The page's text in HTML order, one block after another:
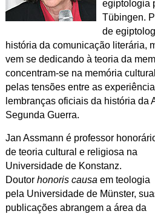
egiptologia
Tübingen.
de
história da comunicação literária,
vem se dedicando à teoria da
concentram-se na memória
pelas tensões entre as
lembranças oficiais da história da
Segunda Guerra.
Jan Assmann é professor
de teoria cultural e religiosa na
Universidade de Konstanz.
Doutor honoris causa em teologia
pela Universidade de Münster,
publicações abrangem a área da